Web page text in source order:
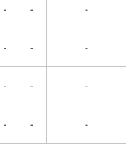
- - -
- - -
- - -
- - -